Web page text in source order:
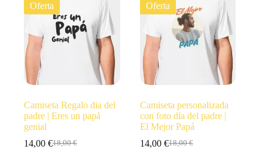
Oferta
Camiseta Regalo dia del
padre | Eres un papá
genial
18,00€
14,00 €
Oferta
Camiseta personalizada
con foto día del padre |
El Mejor Papá
18,00€
14,00 €